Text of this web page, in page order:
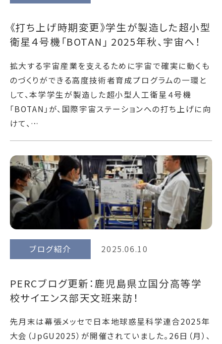
《打ち上げ時期変更》学生が製造した超小型
衛星４号機「BOTAN」 2025年秋、宇宙へ！
拡大する宇宙産業を支えるために宇宙で確実に動くも
のづくりができる高度技術者育成プログラムの一環と
して、本学学生が製造した超小型人工衛星４号機
「BOTAN」が、国際宇宙ステーションへの打ち上げに向
けて、…
ブログ紹介 2025.06.10
PERCブログ更新：鹿児島県立国分高等学
校サイエンス部天文班来訪！
先月末は幕張メッセで日本地球惑星科学連合2025年
大会（JpGU2025）が開催されていました。26日（月）、